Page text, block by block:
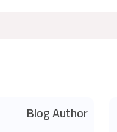
Blog Author